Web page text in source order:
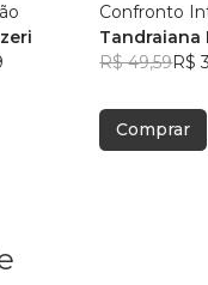
Confronto
Tandraiana
R$ 49,59R$
Comprar